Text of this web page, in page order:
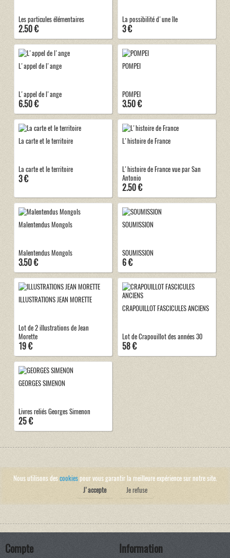
Les particules élémentaires
2.50 €
La possibilité d'une île
3 €
L'appel de l'ange
L'appel de l'ange
6.50 €
POMPEI
POMPEI
3.50 €
La carte et le territoire
La carte et le territoire
3 €
L'histoire de France
L'histoire de France vue par San
Antonio
2.50 €
Malentendus Mongols
Malentendus Mongols
3.50 €
SOUMISSION
SOUMISSION
6 €
ILLUSTRATIONS JEAN MORETTE
Lot de 2 illustrations de Jean
Morette
19 €
CRAPOUILLOT FASCICULES ANCIENS
Lot de Crapouillot des années 30
58 €
GEORGES SIMENON
Livres reliés Georges Simenon
25 €
Nous utilisons descookiespour vous garantir la meilleure expérience sur notre site.
J'accepte
Je refuse
Compte Information